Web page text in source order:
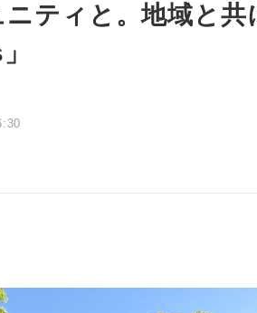
ティと。地域と